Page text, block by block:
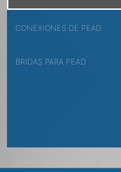
CONEXIONES DE PEAD
BRIDAS PARA PEAD